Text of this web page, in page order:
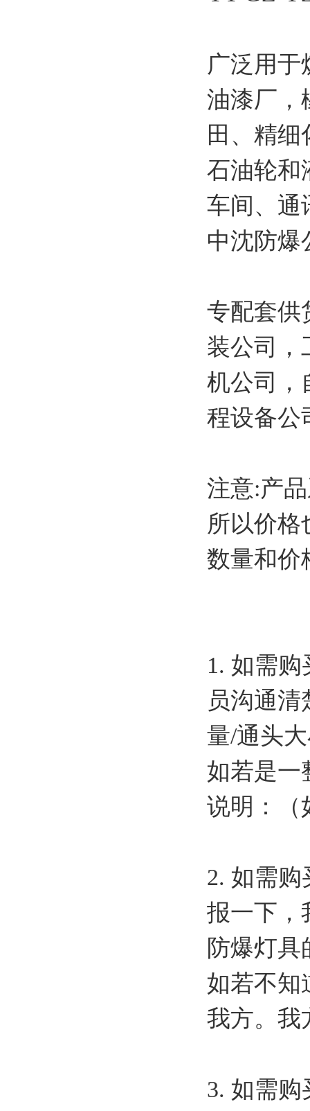
广泛用
油漆厂，
田、精
石油轮和
车间、通
中沈防爆
专配套供
装公司，
机公司，
程设备公
注意:产
所以价格
数量和价
1. 如需
员沟通
量/通头
如若是一
说明：（
2. 如需
报一下，
防爆灯具
如若不知
我方。我
3. 如需